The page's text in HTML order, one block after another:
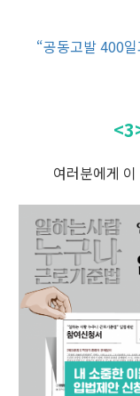
“공동고발 400
여러분에게